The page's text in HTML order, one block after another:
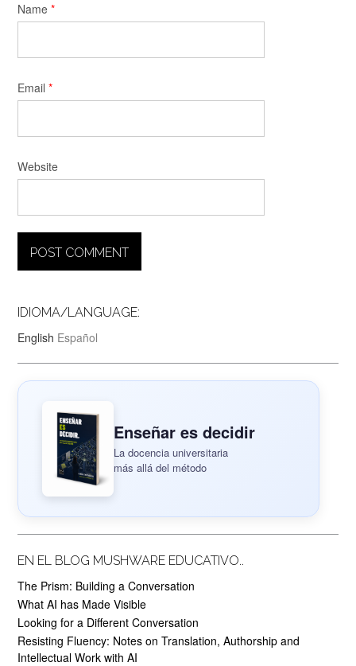
Name *
Email *
Website
IDIOMA/LANGUAGE:
English Español
Enseñar es decidir
La docencia universitaria
más allá del método
EN EL BLOG MUSHWARE EDUCATIVO..
The Prism: Building a Conversation
What AI has Made Visible
Looking for a Different Conversation
Resisting Fluency: Notes on Translation, Authorship and
Intellectual Work with AI